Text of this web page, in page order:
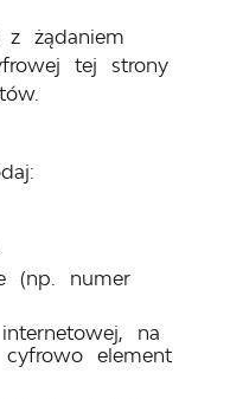
żądaniem
tej strony
(np. numer
na
element